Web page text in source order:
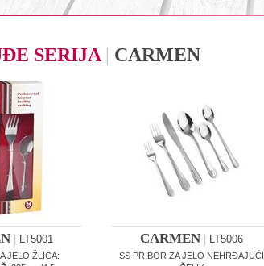
SERIJA | CARMEN
LT5001
JELO ŽLICA:
CARMEN LT5006
SS PRIBOR ZA JELO NEHRĐAJUĆI